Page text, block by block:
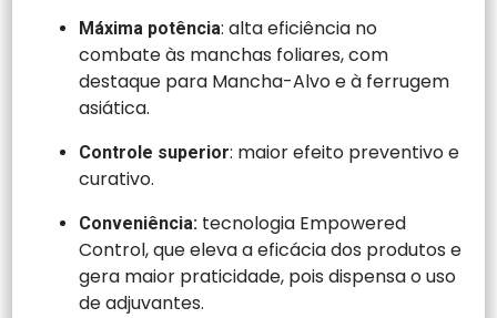
Máxima potência: alta eficiência no
combate às manchas foliares, com
destaque para Mancha-Alvo e à ferrugem
asiática.
Controle superior: maior efeito preventivo e
curativo.
Conveniência: tecnologia Empowered
Control, que eleva a eficácia dos produtos e
gera maior praticidade, pois dispensa o uso
de adjuvantes.